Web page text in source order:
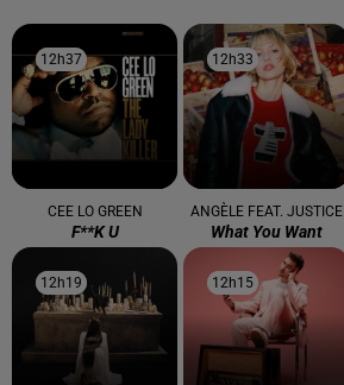
12h37
12h37
CEE LO GREEN
F**k U
12h33
12h33
ANGÈLE FEAT. JUSTICE
What You Want
12h19
12h19 12h15
12h15